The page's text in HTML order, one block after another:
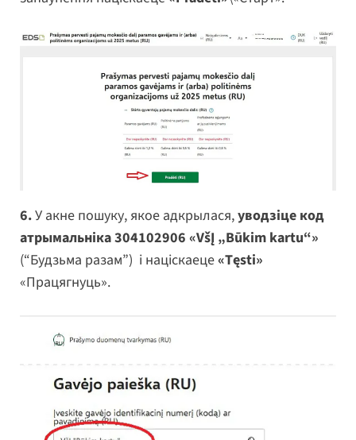
6.У акне пошуку, якое адкрылася,уводзіце код
атрымальніка 304102906 «VšĮ „Būkim kartu“»
(“Будзьма разам”) і націскаеце«Tęsti»
«Працягнуць».